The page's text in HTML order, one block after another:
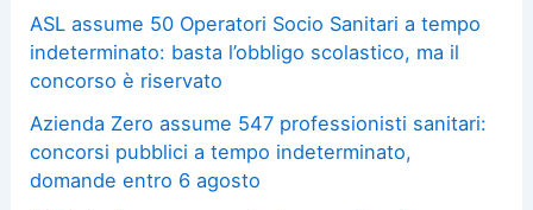
ASL assume 50 Operatori Socio Sanitari a tempo
indeterminato: basta l’obbligo scolastico, ma il
concorso è riservato
Azienda Zero assume 547 professionisti sanitari:
concorsi pubblici a tempo indeterminato,
domande entro 6 agosto